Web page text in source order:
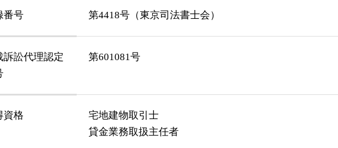
番号 第4418号（東京司法書士会）
訴訟代理認定
第601081号
資格
宅地建物取引士
貸金業務取扱主任者